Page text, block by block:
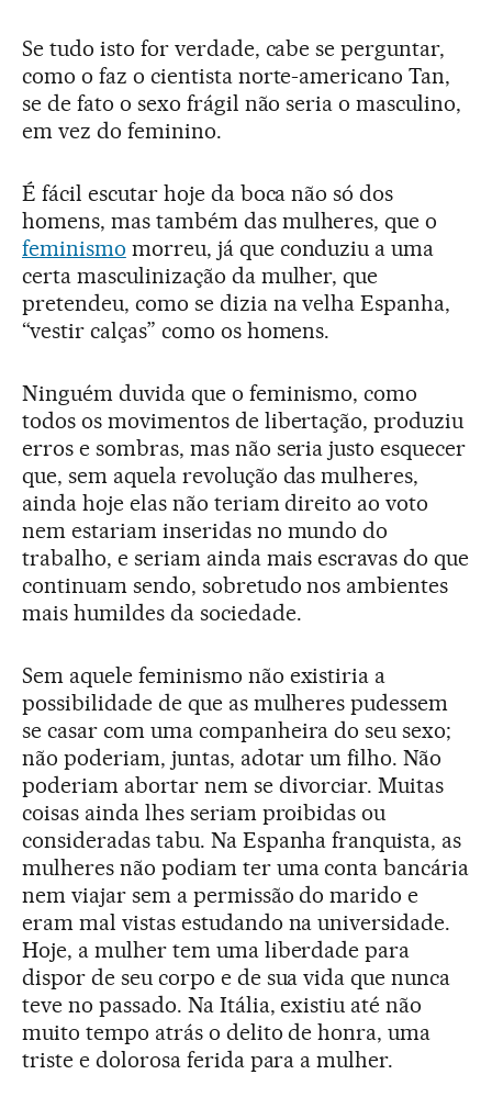
Se tudo isto for verdade, cabe se perguntar,
como o faz o cientista norte-americano Tan,
se de fato o sexo frágil não seria o masculino,
em vez do feminino.
É fácil escutar hoje da boca não só dos
homens, mas também das mulheres, que o
feminismo morreu, já que conduziu a uma
certa masculinização da mulher, que
pretendeu, como se dizia na velha Espanha,
“vestir calças” como os homens.
Ninguém duvida que o feminismo, como
todos os movimentos de libertação, produziu
erros e sombras, mas não seria justo esquecer
que, sem aquela revolução das mulheres,
ainda hoje elas não teriam direito ao voto
nem estariam inseridas no mundo do
trabalho, e seriam ainda mais escravas do que
continuam sendo, sobretudo nos ambientes
mais humildes da sociedade.
Sem aquele feminismo não existiria a
possibilidade de que as mulheres pudessem
se casar com uma companheira do seu sexo;
não poderiam, juntas, adotar um filho. Não
poderiam abortar nem se divorciar. Muitas
coisas ainda lhes seriam proibidas ou
consideradas tabu. Na Espanha franquista, as
mulheres não podiam ter uma conta bancária
nem viajar sem a permissão do marido e
eram mal vistas estudando na universidade.
Hoje, a mulher tem uma liberdade para
dispor de seu corpo e de sua vida que nunca
teve no passado. Na Itália, existiu até não
muito tempo atrás o delito de honra, uma
triste e dolorosa ferida para a mulher.